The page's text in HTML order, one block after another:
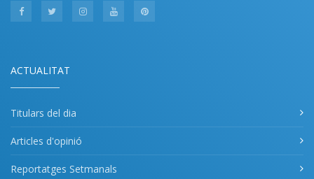
ACTUALITAT
Titulars del dia
Articles d'opinió
Reportatges Setmanals